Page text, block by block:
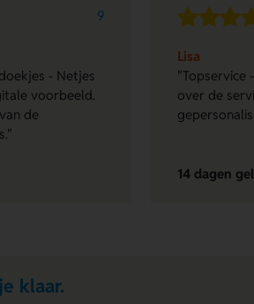
9
- Netjes
voorbeeld.
de
Lisa
"Topservice
over de
14 dagen
klaar.